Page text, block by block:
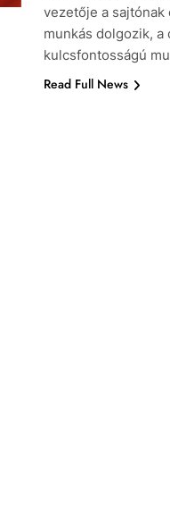
vezetője a
munkás dolgozik,
kulcsfontosságú
Read Full News